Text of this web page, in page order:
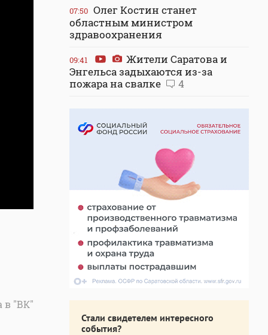
в "ВК"
07:50 Олег Костин станет
областным министром
здравоохранения
09:41
Жители Саратова и
Энгельса задыхаются из-за
пожара на свалке
4
Стали свидетелем интересного
события?